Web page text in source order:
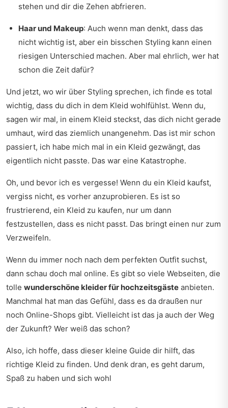
stehen und dir die Zehen abfrieren.
Haar und Makeup: Auch wenn man denkt, dass das
nicht wichtig ist, aber ein bisschen Styling kann einen
riesigen Unterschied machen. Aber mal ehrlich, wer hat
schon die Zeit dafür?
Und jetzt, wo wir über Styling sprechen, ich finde es total
wichtig, dass du dich in dem Kleid wohlfühlst. Wenn du,
sagen wir mal, in einem Kleid steckst, das dich nicht gerade
umhaut, wird das ziemlich unangenehm. Das ist mir schon
passiert, ich habe mich mal in ein Kleid gezwängt, das
eigentlich nicht passte. Das war eine Katastrophe.
Oh, und bevor ich es vergesse! Wenn du ein Kleid kaufst,
vergiss nicht, es vorher anzuprobieren. Es ist so
frustrierend, ein Kleid zu kaufen, nur um dann
festzustellen, dass es nicht passt. Das bringt einen nur zum
Verzweifeln.
Wenn du immer noch nach dem perfekten Outfit suchst,
dann schau doch mal online. Es gibt so viele Webseiten, die
tolle wunderschöne kleider für hochzeitsgäste anbieten.
Manchmal hat man das Gefühl, dass es da draußen nur
noch Online-Shops gibt. Vielleicht ist das ja auch der Weg
der Zukunft? Wer weiß das schon?
Also, ich hoffe, dass dieser kleine Guide dir hilft, das
richtige Kleid zu finden. Und denk dran, es geht darum,
Spaß zu haben und sich wohl